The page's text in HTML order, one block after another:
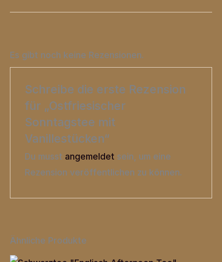
Es gibt noch keine Rezensionen.
Schreibe die erste Rezension
für „Ostfriesischer
Sonntagstee mit
Vanillestücken“
Du musst angemeldet sein, um eine
Rezension veröffentlichen zu können.
Ähnliche Produkte